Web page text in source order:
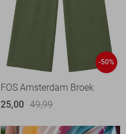
-50%
FOS Amsterdam Broek
25,00 49,99